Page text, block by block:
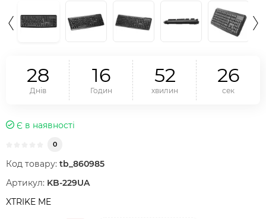
28
Днів
16
Годин
52
хвилин
25
сек
Є в наявності
0
Код товару: tb_860985
Артикул: KB-229UA
XTRIKE ME